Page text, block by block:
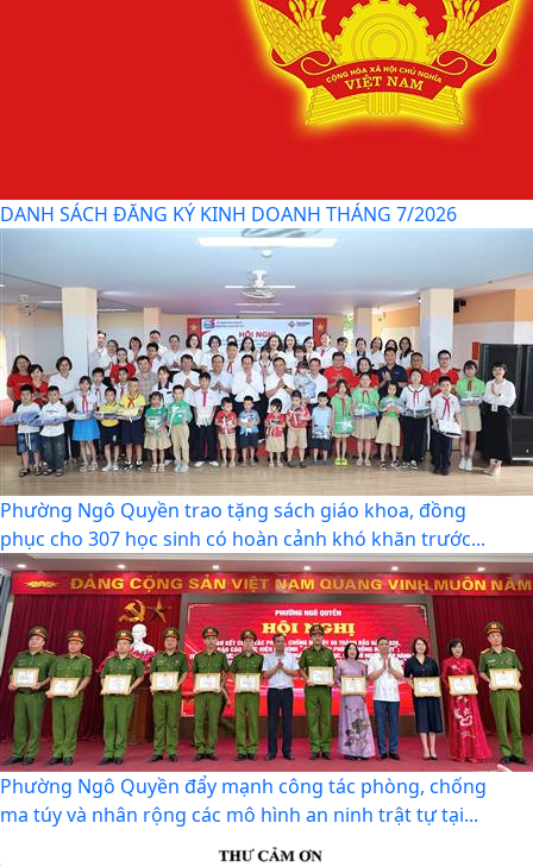
DANH SÁCH ĐĂNG KÝ KINH DOANH THÁNG 7/2026
Phường Ngô Quyền trao tặng sách giáo khoa, đồng
phục cho 307 học sinh có hoàn cảnh khó khăn trước...
Phường Ngô Quyền đẩy mạnh công tác phòng, chống
ma túy và nhân rộng các mô hình an ninh trật tự tại...